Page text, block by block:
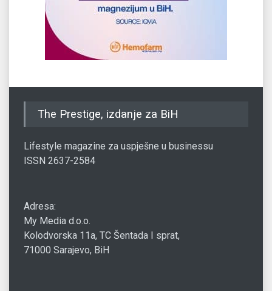
The Prestige, izdanje za BiH
Lifestyle magazine za uspješne u businessu
ISSN 2637-2584
Adresa:
My Media d.o.o.
Kolodvorska 11a, TC Šentada I sprat,
71000 Sarajevo, BiH